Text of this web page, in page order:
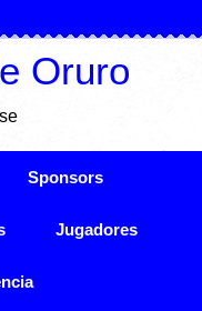
Oruro
Sponsors
Jugadores